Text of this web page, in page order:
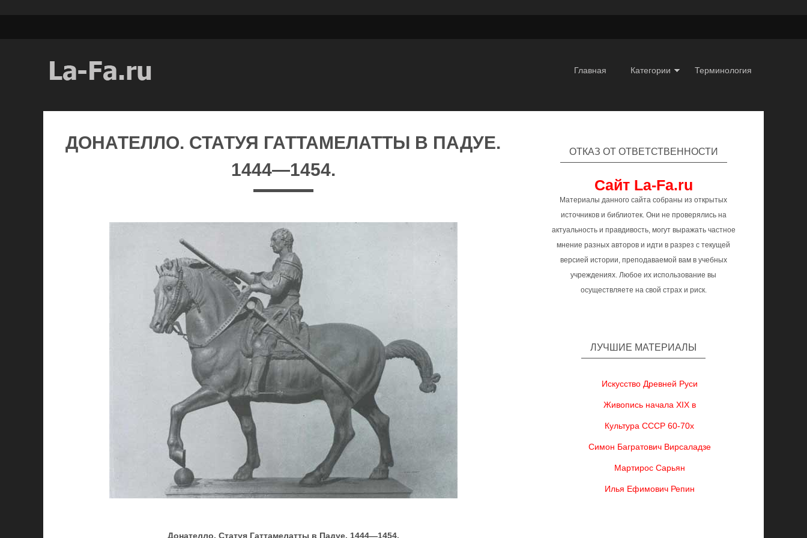
Главная Категории Терминология
ДОНАТЕЛЛО. СТАТУЯ ГАТТАМЕЛАТТЫ В ПАДУЕ.
1444—1454.
Донателло. Статуя Гаттамелатты в Падуе. 1444—1454.
ОТКАЗ ОТ ОТВЕТСТВЕННОСТИ
Сайт La-Fa.ru
Материалы данного сайта собраны из открытых
источников и библиотек. Они не проверялись на
актуальность и правдивость, могут выражать частное
мнение разных авторов и идти в разрез с текущей
версией истории, преподаваемой вам в учебных
учреждениях. Любое их использование вы
осуществляете на свой страх и риск.
ЛУЧШИЕ МАТЕРИАЛЫ
Искусство Древней Руси
Живопись начала XIX в
Культура СССР 60-70х
Симон Багратович Вирсаладзе
Мартирос Сарьян
Илья Ефимович Репин